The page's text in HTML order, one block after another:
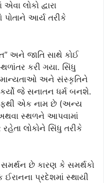
લોકો દ્વારા
આર્ય તરીકે
અને જાતિ સાથે કોઈ
કરી ગયા. સિંધુ
માન્યતાઓ અને સંસ્કૃતિને
જે સનાતન ધર્મ બનશે.
એક નામ છે (અન્ય
અથવા સ્થળને આપવામાં
લોકોને સિંધુ તરીકે
સમર્થન છે કારણ કે સમર્થકો
પ્રદેશમાં સ્થાયી